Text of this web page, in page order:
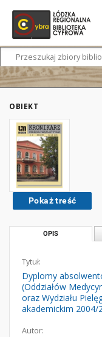
OBIEKT
Pokaż treść
OPIS
Tytuł:
Dyplomy
(Oddziałów
oraz Wydziału
akademickim 2004/
Autor: